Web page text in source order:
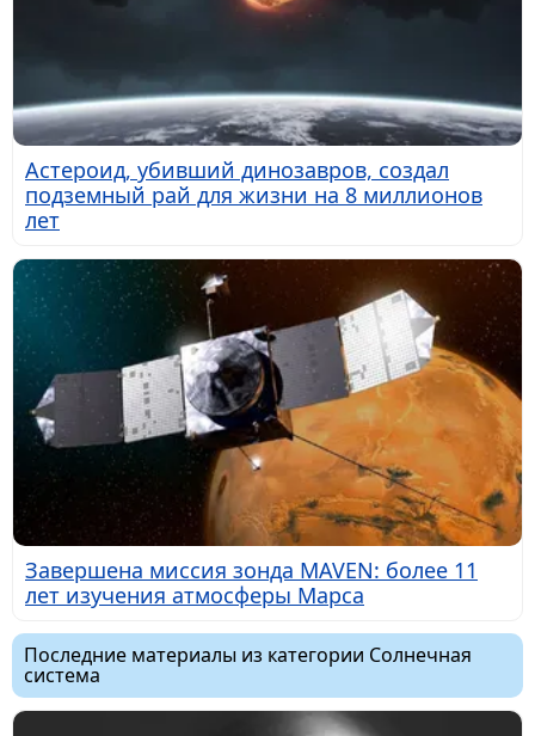
Астероид, убивший динозавров, создал
подземный рай для жизни на 8 миллионов
лет
Завершена миссия зонда MAVEN: более 11
лет изучения атмосферы Марса
Последние материалы из категории Солнечная
система